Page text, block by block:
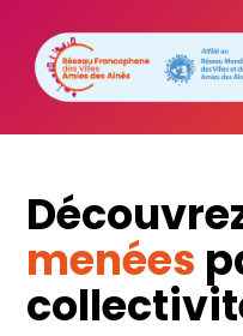
menées